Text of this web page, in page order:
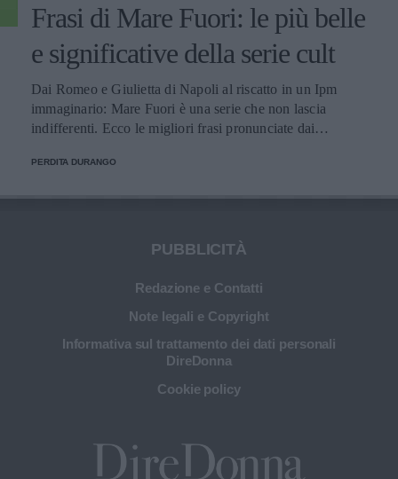
Frasi di Mare Fuori: le più belle
e significative della serie cult
Dai Romeo e Giulietta di Napoli al riscatto in un Ipm
immaginario: Mare Fuori è una serie che non lascia
indifferenti. Ecco le migliori frasi pronunciate dai
PERDITA DURANGO
PUBBLICITÀ
Redazione e Contatti
Note legali e Copyright
Informativa sul trattamento dei dati personali
DireDonna
Cookie policy